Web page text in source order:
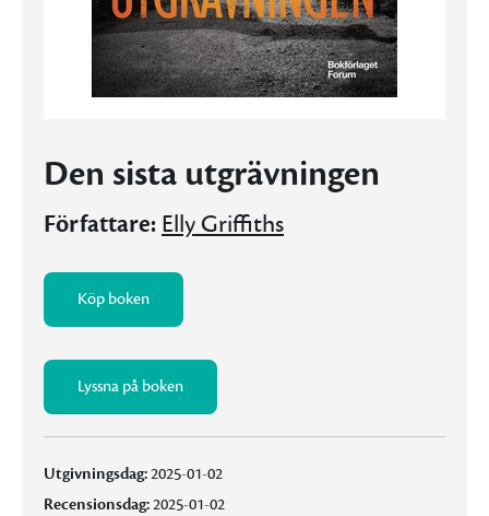
Den sista utgrävningen
Författare: Elly Griffiths
Köp boken
Lyssna på boken
Utgivningsdag:2025-01-02
Recensionsdag:2025-01-02